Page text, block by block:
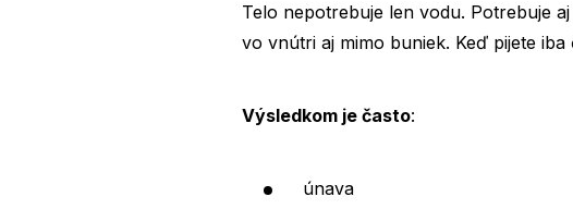
Telo nepotrebuje len vodu. Potrebuje
vo vnútri aj mimo buniek. Keď pijete
Výsledkom je často:
únava